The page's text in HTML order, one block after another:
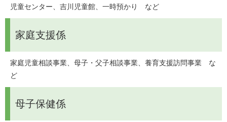
児童センター、吉川児童館、一時預かり　など
家庭支援係
家庭児童相談事業、母子・父子相談事業、養育支援訪問事業　な
ど
母子保健係